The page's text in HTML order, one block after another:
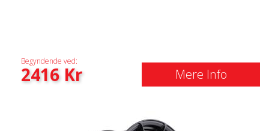
Begyndende ved:
2416Kr Mere Info